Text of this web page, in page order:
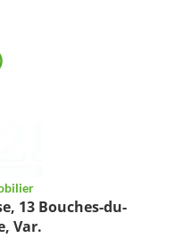
13 Bouches-du-
Var.